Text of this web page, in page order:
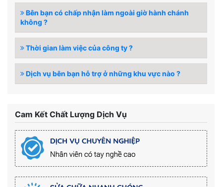
Bên bạn có chấp nhận làm ngoài giờ hành chánh
không ?
Thời gian làm việc của công ty ?
Dịch vụ bên bạn hỗ trợ ở những khu vực nào ?
Cam Kết Chất Lượng Dịch Vụ